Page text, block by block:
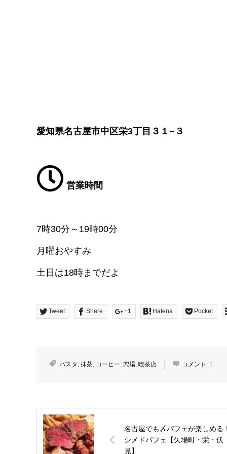
愛知県名古屋市中区栄3丁目３１−３
営業時間
7時30分～19時00分
月曜おやすみ
土日は18時までだよ
Tweet Share +1 Hatena Pocket
パスタ 抹茶 コーヒー 穴場 喫茶店 コメント: 1
名古屋でも〆パフェが楽しめる
シメドパフェ【矢場町・栄・伏
見】